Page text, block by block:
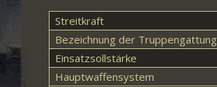
Streitkraft
Bezeichnung der Truppengattung
Einsatzsollstärke
Hauptwaffensystem